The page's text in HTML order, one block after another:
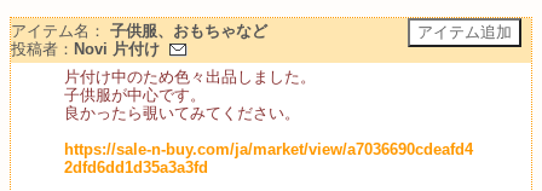
アイテム名： 子供服、おもちゃなど
投稿者： Novi 片付け
片付け中のため色々出品しました。
子供服が中心です。
良かったら覗いてみてください。
https://sale-n-buy.com/ja/market/view/a7036690cdeafd4
2dfd6dd1d35a3a3fd